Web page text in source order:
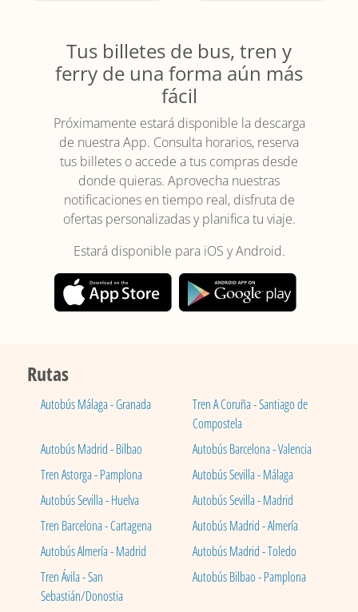
Tus billetes de bus, tren y
ferry de una forma aún más
fácil
Próximamente estará disponible la descarga
de nuestra App. Consulta horarios, reserva
tus billetes o accede a tus compras desde
donde quieras. Aprovecha nuestras
notificaciones en tiempo real, disfruta de
ofertas personalizadas y planifica tu viaje.
Estará disponible para iOS y Android.
Rutas
Autobús Málaga - Granada
Tren A Coruña - Santiago de
Compostela
Autobús Madrid - Bilbao
Autobús Barcelona - Valencia
Tren Astorga - Pamplona
Autobús Sevilla - Málaga
Autobús Sevilla - Huelva
Autobús Sevilla - Madrid
Tren Barcelona - Cartagena
Autobús Madrid - Almería
Autobús Almería - Madrid
Autobús Madrid - Toledo
Tren Ávila - San
Sebastián/Donostia
Autobús Bilbao - Pamplona